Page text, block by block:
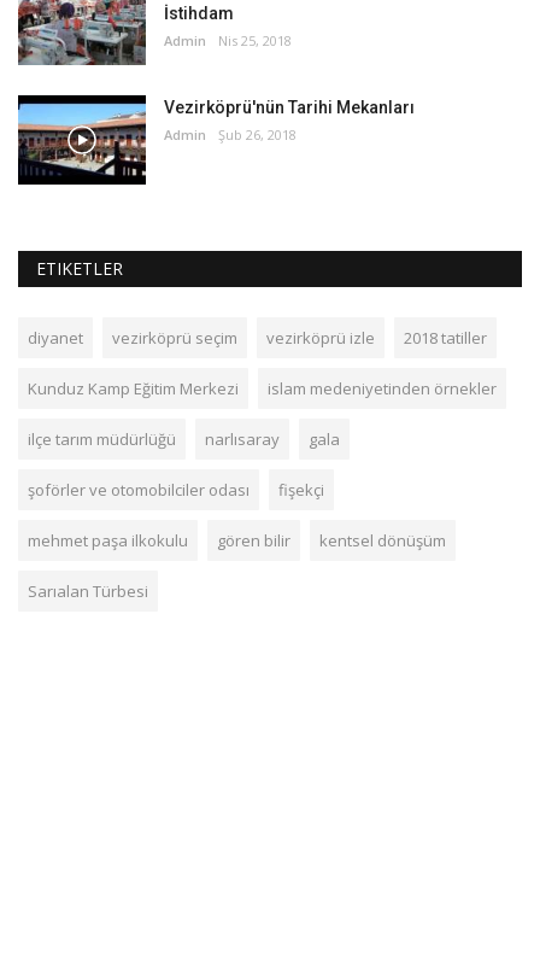
İstihdam
Admin Nis 25, 2018
Vezirköprü'nün Tarihi Mekanları
Admin Şub 26, 2018
ETIKETLER
diyanet vezirköprü seçim vezirköprü izle 2018 tatiller
Kunduz Kamp Eğitim Merkezi islam medeniyetinden örnekler
ilçe tarım müdürlüğü narlısaray gala
şoförler ve otomobilciler odası fişekçi
mehmet paşa ilkokulu gören bilir kentsel dönüşüm
Sarıalan Türbesi